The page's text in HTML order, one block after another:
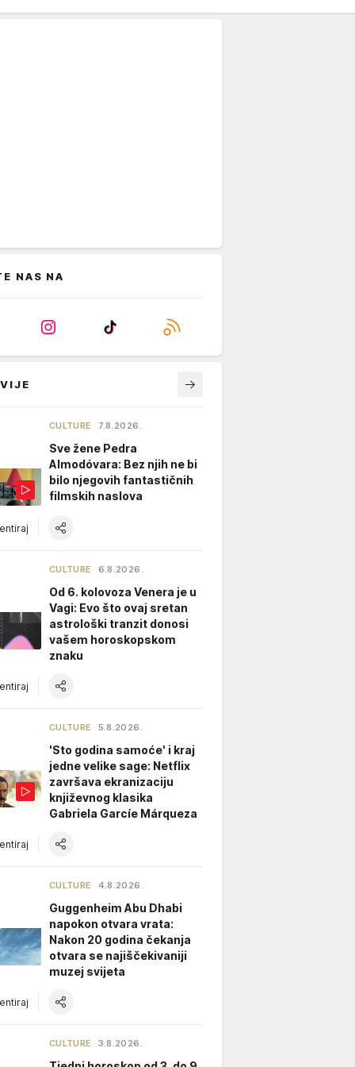
NAS NA
CULTURE 7.8.2026.
Sve žene Pedra
Almodóvara: Bez njih ne bi
bilo njegovih fantastičnih
filmskih naslova
CULTURE 6.8.2026.
Od 6. kolovoza Venera je u
Vagi: Evo što ovaj sretan
astrološki tranzit donosi
vašem horoskopskom
znaku
CULTURE 5.8.2026.
'Sto godina samoće' i kraj
jedne velike sage: Netflix
završava ekranizaciju
književnog klasika
Gabriela Garcíe Márqueza
CULTURE 4.8.2026.
Guggenheim Abu Dhabi
napokon otvara vrata:
Nakon 20 godina čekanja
otvara se najiščekivaniji
muzej svijeta
CULTURE 3.8.2026.